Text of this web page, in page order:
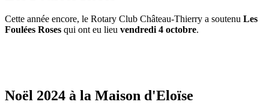
Cette année encore, le Rotary Club Château-Thierry a soutenu Les
Foulées Roses qui ont eu lieu vendredi 4 octobre.
Noël 2024 à la Maison d'Eloïse